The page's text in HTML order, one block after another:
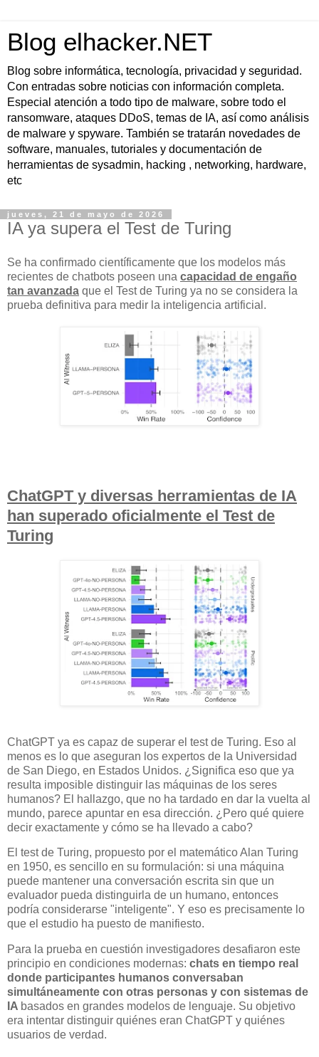
Blog elhacker.NET
Blog sobre informática, tecnología, privacidad y seguridad.
Con entradas sobre noticias con información completa.
Especial atención a todo tipo de malware, sobre todo el
ransomware, ataques DDoS, temas de IA, así como análisis
de malware y spyware. También se tratarán novedades de
software, manuales, tutoriales y documentación de
herramientas de sysadmin, hacking , networking, hardware,
etc
jueves, 21 de mayo de 2026
IA ya supera el Test de Turing
Se ha confirmado científicamente que los modelos más
recientes de chatbots poseen una capacidad de engaño
tan avanzada que el Test de Turing ya no se considera la
prueba definitiva para medir la inteligencia artificial.
ChatGPT y diversas herramientas de IA
han superado oficialmente el Test de
Turing
ChatGPT ya es capaz de superar el test de Turing. Eso al
menos es lo que aseguran los expertos de la Universidad
de San Diego, en Estados Unidos. ¿Significa eso que ya
resulta imposible distinguir las máquinas de los seres
humanos? El hallazgo, que no ha tardado en dar la vuelta al
mundo, parece apuntar en esa dirección. ¿Pero qué quiere
decir exactamente y cómo se ha llevado a cabo?
El test de Turing, propuesto por el matemático Alan Turing
en 1950, es sencillo en su formulación: si una máquina
puede mantener una conversación escrita sin que un
evaluador pueda distinguirla de un humano, entonces
podría considerarse "inteligente". Y eso es precisamente lo
que el estudio ha puesto de manifiesto.
Para la prueba en cuestión investigadores desafiaron este
principio en condiciones modernas: chats en tiempo real
donde participantes humanos conversaban
simultáneamente con otras personas y con sistemas de
IA basados en grandes modelos de lenguaje. Su objetivo
era intentar distinguir quiénes eran ChatGPT y quiénes
usuarios de verdad.